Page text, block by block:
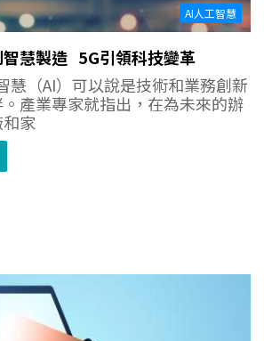
AI人工智慧
慧製造 5G引領科技變革
慧（AI）可以說是技術和業務創新
產業專家就指出，在為未來的辦
家